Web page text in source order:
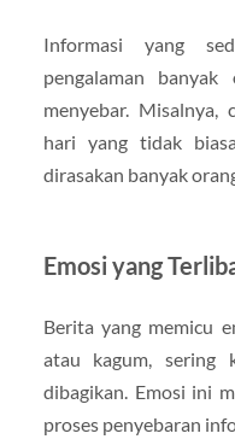
Informasi yang
pengalaman
menyebar. Misalnya,
hari yang tidak
dirasakan banyak
Emosi yang
Berita yang memicu
atau kagum, sering
dibagikan. Emosi ini
proses penyebaran